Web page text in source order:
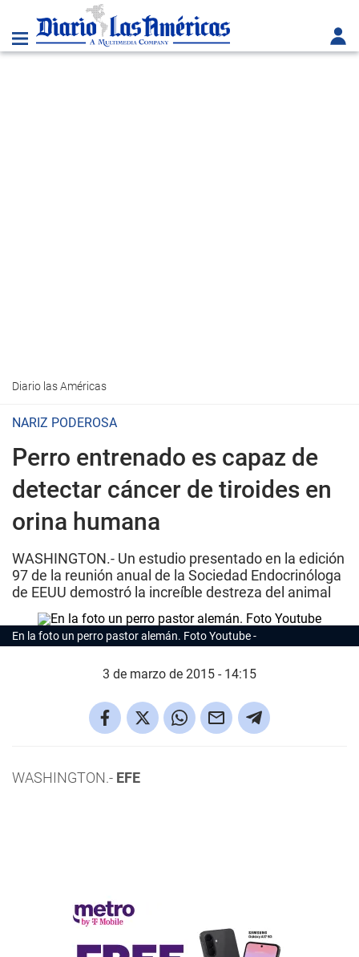
Diario las Américas
NARIZ PODEROSA
Perro entrenado es capaz de
detectar cáncer de tiroides en
orina humana
WASHINGTON.- Un estudio presentado en la edición
97 de la reunión anual de la Sociedad Endocrinóloga
de EEUU demostró la increíble destreza del animal
En la foto un perro pastor alemán. Foto Youtube
3 de marzo de 2015 - 14:15
WASHINGTON.- EFE